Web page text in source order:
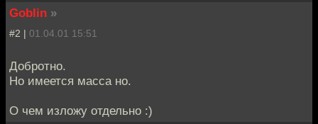
Goblin »
#2 | 01.04.01 15:51
Добротно.
Но имеется масса но.
О чем изложу отдельно :)